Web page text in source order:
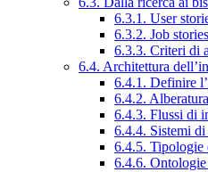
6.3.1. User
6.3.2. Job
6.3.3. Criteri di
6.4. Architettura
6.4.1. Definire
6.4.2. Alberatura
6.4.3. Flussi di
6.4.4. Sistemi
6.4.5. Tipologie
6.4.6. Ontologie